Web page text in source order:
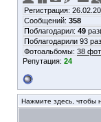
Регистрация:
Сообщений: 358
Поблагодарил: 49
Поблагодарили 93
Фотоальбомы: 38
Репутация: 24
Нажмите здесь, чтобы